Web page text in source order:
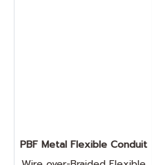
PBF Metal Flexible Conduit